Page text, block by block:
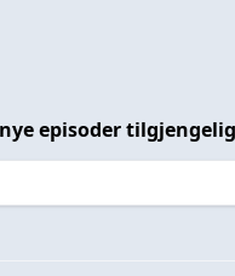
episoder